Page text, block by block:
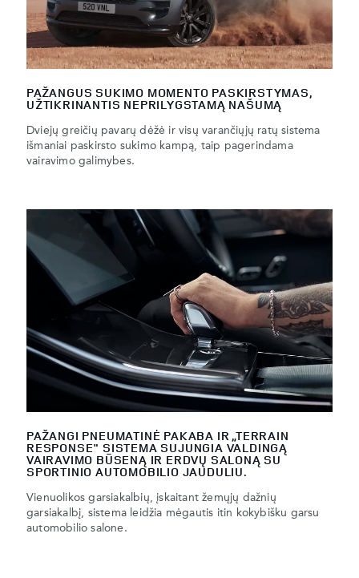
PAŽANGUS SUKIMO MOMENTO PASKIRSTYMAS,
UŽTIKRINANTIS NEPRILYGSTAMĄ NAŠUMĄ
Dviejų greičių pavarų dėžė ir visų varančiųjų ratų sistema
išmaniai paskirsto sukimo kampą, taip pagerindama
vairavimo galimybes.
PAŽANGI PNEUMATINĖ PAKABA IR „TERRAIN
RESPONSE" SISTEMA SUJUNGIA VALDINGĄ
VAIRAVIMO BŪSENĄ IR ERDVŲ SALONĄ SU
SPORTINIO AUTOMOBILIO JAUDULIU.
Vienuolikos garsiakalbių, įskaitant žemųjų dažnių
garsiakalbį, sistema leidžia mėgautis itin kokybišku garsu
automobilio salone.